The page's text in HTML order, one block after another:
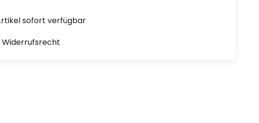
sofort verfügbar
Widerrufsrecht